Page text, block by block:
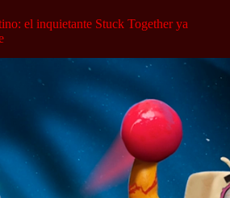
el inquietante Stuck Together ya